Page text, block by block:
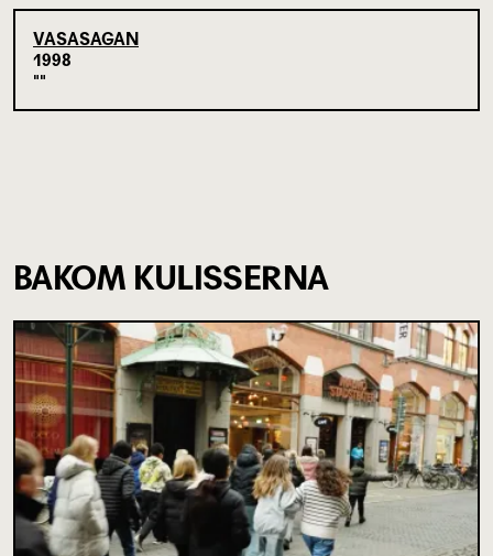
VASASAGAN
1998
BAKOM KULISSERNA